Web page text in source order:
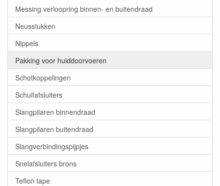
Messing verloopring binnen- en buitendraad
Neusstukken
Nippels
Pakking voor huiddoorvoeren
Schotkoppelingen
Schuifafsluiters
Slangpilaren binnendraad
Slangpilaren buitendraad
Slangverbindingspijpjes
Snelafsluiters brons
Teflon tape